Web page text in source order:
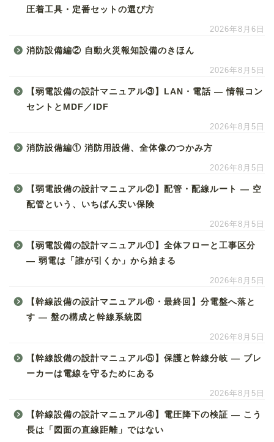
圧着工具・定番セットの選び方
2026年8月6日
消防設備編② 自動火災報知設備のきほん
2026年8月5日
【弱電設備の設計マニュアル③】LAN・電話 ― 情報コン
セントとMDF／IDF
2026年8月5日
消防設備編① 消防用設備、全体像のつかみ方
2026年8月5日
【弱電設備の設計マニュアル②】配管・配線ルート ― 空
配管という、いちばん安い保険
2026年8月5日
【弱電設備の設計マニュアル①】全体フローと工事区分
― 弱電は「誰が引くか」から始まる
2026年8月5日
【幹線設備の設計マニュアル⑥・最終回】分電盤へ落と
す ― 盤の構成と幹線系統図
2026年8月5日
【幹線設備の設計マニュアル⑤】保護と幹線分岐 ― ブレ
ーカーは電線を守るためにある
2026年8月5日
【幹線設備の設計マニュアル④】電圧降下の検証 ― こう
長は「図面の直線距離」ではない